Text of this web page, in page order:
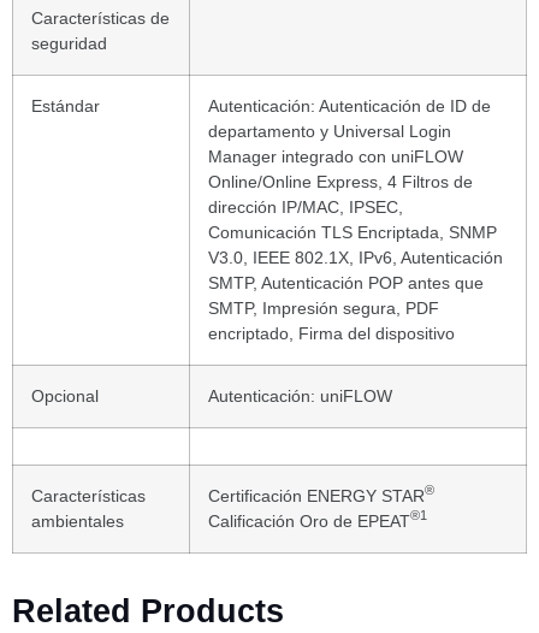
Características de
seguridad
Estándar
Autenticación: Autenticación de ID de
departamento y Universal Login
Manager integrado con uniFLOW
Online/Online Express, 4 Filtros de
dirección IP/MAC, IPSEC,
Comunicación TLS Encriptada, SNMP
V3.0, IEEE 802.1X, IPv6, Autenticación
SMTP, Autenticación POP antes que
SMTP, Impresión segura, PDF
encriptado, Firma del dispositivo
Opcional Autenticación: uniFLOW
Características
ambientales
Certificación ENERGY STAR®
Calificación Oro de EPEAT®1
Related Products